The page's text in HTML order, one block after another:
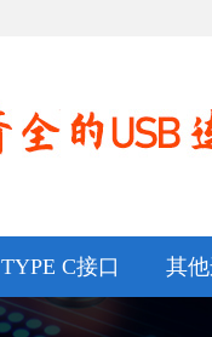
TYPE C接口 其